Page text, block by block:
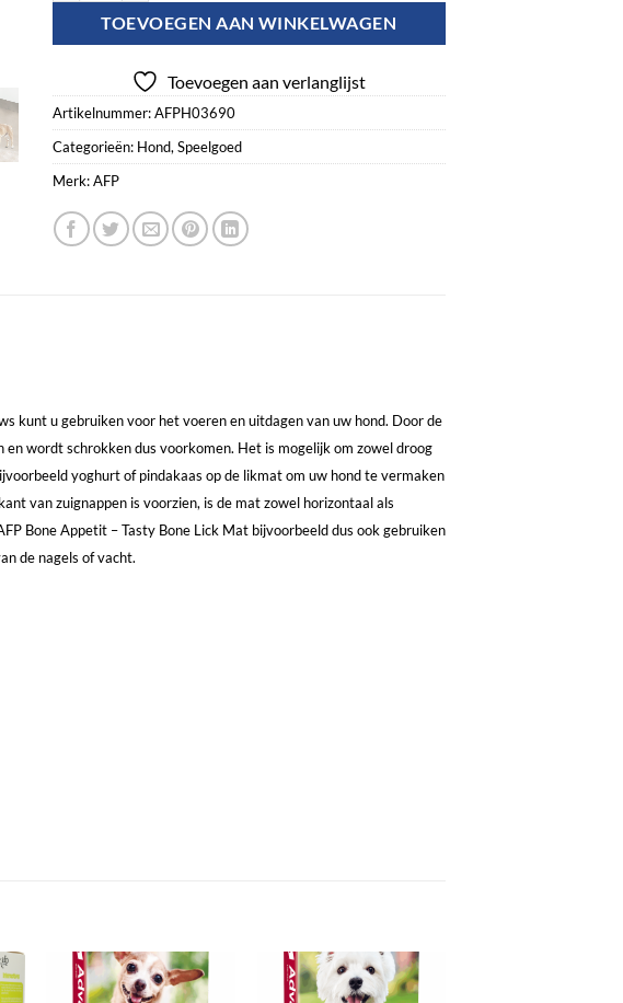
TOEVOEGEN AAN WINKELWAGEN
Toevoegen aan verlanglijst
Artikelnummer:AFPH03690
Categorieën: Hond, Speelgoed
Merk:AFP
kunt u gebruiken voor het voeren en uitdagen van uw hond. Door de
wordt schrokken dus voorkomen. Het is mogelijk om zowel droog
yoghurt of pindakaas op de likmat om uw hond te vermaken
van zuignappen is voorzien, is de mat zowel horizontaal als
Bone Appetit – Tasty Bone Lick Mat bijvoorbeeld dus ook gebruiken
de nagels of vacht.